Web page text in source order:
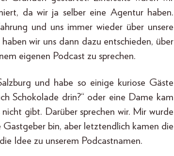
da wir ja selber eine Agentur haben.
und uns immer wieder über unsere
wir uns dann dazu entschieden, über
eigenen Podcast zu sprechen.
und habe so einige kuriose Gäste
Schokolade drin?“ oder eine Dame kam
gibt. Darüber sprechen wir. Mir wurde
bin, aber letztendlich kamen die
Idee zu unserem Podcastnamen.